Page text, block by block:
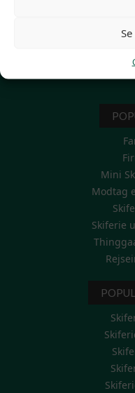
Mini
Modtag
Skiferie